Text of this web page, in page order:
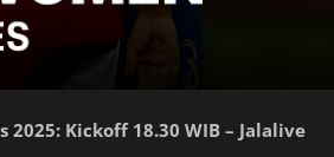
2025: Kickoff 18.30 WIB – Jalalive